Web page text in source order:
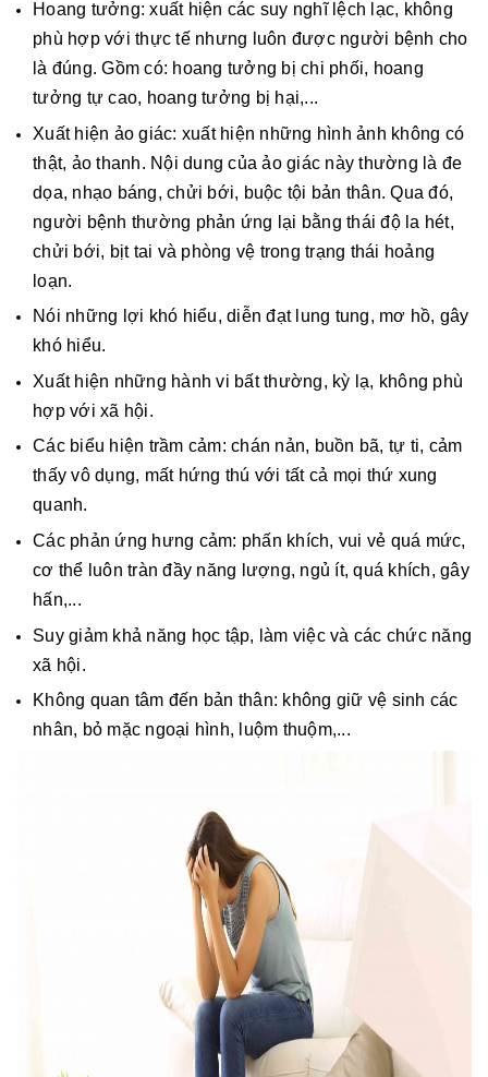
Hoang tưởng: xuất hiện các suy nghĩ lệch lạc, không
phù hợp với thực tế nhưng luôn được người bệnh cho
là đúng. Gồm có: hoang tưởng bị chi phối, hoang
tưởng tự cao, hoang tưởng bị hại,...
Xuất hiện ảo giác: xuất hiện những hình ảnh không có
thật, ảo thanh. Nội dung của ảo giác này thường là đe
dọa, nhạo báng, chửi bới, buộc tội bản thân. Qua đó,
người bệnh thường phản ứng lại bằng thái độ la hét,
chửi bới, bịt tai và phòng vệ trong trạng thái hoảng
loạn.
Nói những lợi khó hiểu, diễn đạt lung tung, mơ hồ, gây
khó hiểu.
Xuất hiện những hành vi bất thường, kỳ lạ, không phù
hợp với xã hội.
Các biểu hiện trầm cảm: chán nản, buồn bã, tự ti, cảm
thấy vô dụng, mất hứng thú với tất cả mọi thứ xung
quanh.
Các phản ứng hưng cảm: phấn khích, vui vẻ quá mức,
cơ thể luôn tràn đầy năng lượng, ngủ ít, quá khích, gây
hấn,...
Suy giảm khả năng học tập, làm việc và các chức năng
xã hội.
Không quan tâm đến bản thân: không giữ vệ sinh các
nhân, bỏ mặc ngoại hình, luộm thuộm,...